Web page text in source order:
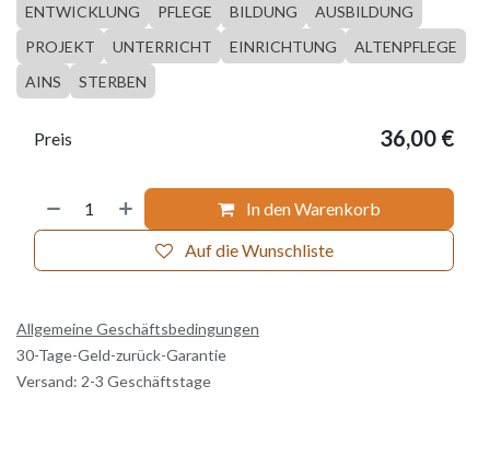
ENTWICKLUNG PFLEGE BILDUNG
AUSBILDUNG
PROJEKT
UNTERRICHT EINRICHTUNG
ALTENPFLEGE
AINS
STERBEN
In den Warenkorb
Auf die Wunschliste
Preis 36,00 €
Allgemeine Geschäftsbedingungen
30-Tage-Geld-zurück-Garantie
Versand: 2-3 Geschäftstage